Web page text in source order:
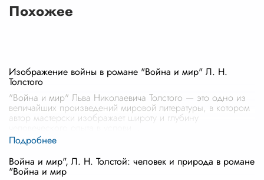
Похожее
Изображение войны в романе "Война и мир" Л. Н.
Толстого
"Война и мир" Льва Николаевича Толстого — это одно из
величайших произведений мировой литературы, в котором
автор мастерски изображает широту и глубину
Война и мир", Л. Н. Толстой: человек и природа в романе
"Война и мир